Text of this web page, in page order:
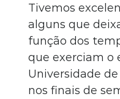
Tivemos
alguns que
função dos
que exerciam o
Universidade de
nos finais de